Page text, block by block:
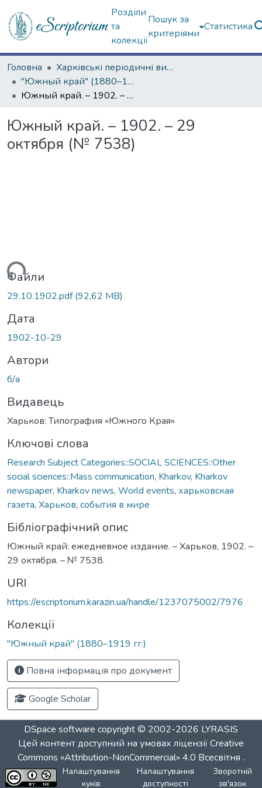
Розділи
та
колекції
Пошук за
критеріями
Статистика
Головна
Харківські періодичні видання
"Южный край" (1880–1919 гг.)
Южный край. – 1902. – 29 октября (№ 7538)
Южный край. – 1902. – 29
октября (№ 7538)
Файли
29.10.1902.pdf(92,62 MB)
Дата
1902-10-29
Автори
б/а
Видавець
Харьков: Типография «Южного Края»
Ключові слова
Research Subject Categories::SOCIAL SCIENCES::Other
social sciences::Mass communication, Kharkov, Kharkov
newspaper, Kharkov news, World events, харьковская
газета, Харьков, события в мире
Бібліографічний опис
Южный край: ежедневное издание. – Харьков, 1902. –
29 октября. – № 7538.
URI
https://escriptorium.karazin.ua/handle/1237075002/7976
Колекції
"Южный край" (1880–1919 гг.)
Повна інформація про документ
Google Scholar
DSpace software copyright © 2002-2026 LYRASIS
Цей контент доступний на умовах ліцензіїCreative
Commons «Attribution-NonCommercial» 4.0 Всесвітня .
Налаштування
куків
Налаштування
доступності
Зворотній
зв'язок